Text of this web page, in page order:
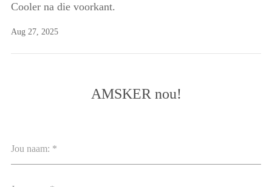
Cooler na die voorkant.
Aug 27, 2025
AMSKER nou!